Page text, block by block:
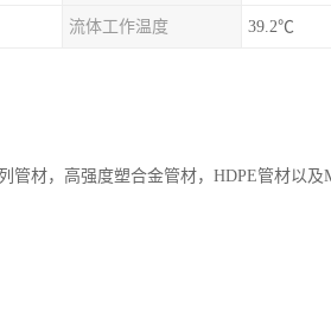
流体工作温度 39.2℃
材，高强度塑合金管材，HDPE管材以及